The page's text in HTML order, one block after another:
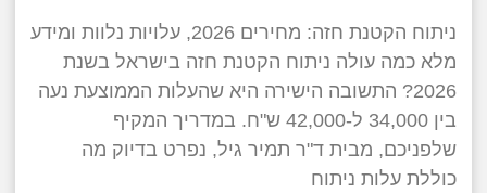
ניתוח הקטנת חזה: מחירים 2026, עלויות נלוות ומידע
מלא כמה עולה ניתוח הקטנת חזה בישראל בשנת
2026? התשובה הישירה היא שהעלות הממוצעת נעה
בין 34,000 ל-42,000 ש"ח. במדריך המקיף
שלפניכם, מבית ד"ר תמיר גיל, נפרט בדיוק מה
כוללת עלות ניתוח